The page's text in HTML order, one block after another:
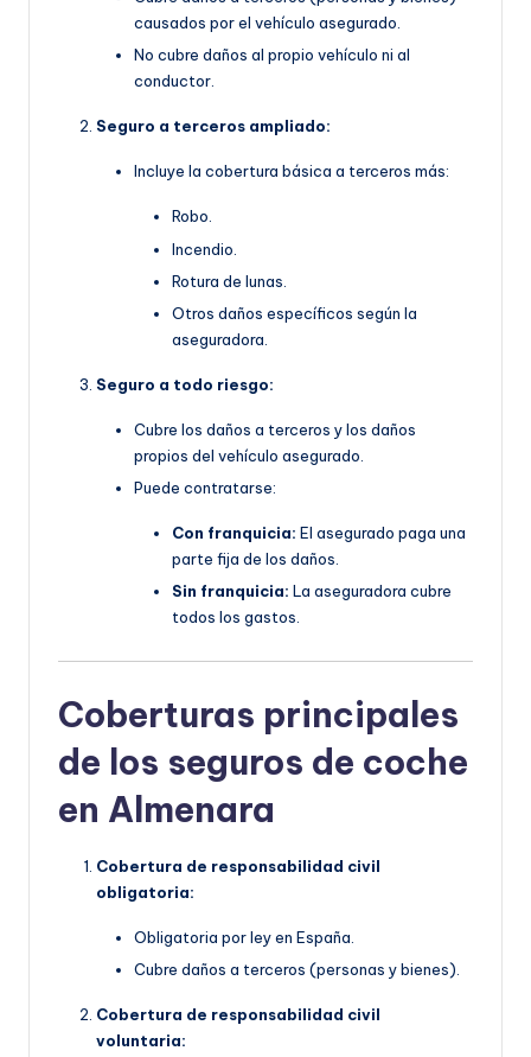
causados por el vehículo asegurado.
No cubre daños al propio vehículo ni al
conductor.
Seguro a terceros ampliado:
Incluye la cobertura básica a terceros más:
Robo.
Incendio.
Rotura de lunas.
Otros daños específicos según la
aseguradora.
Seguro a todo riesgo:
Cubre los daños a terceros y los daños
propios del vehículo asegurado.
Puede contratarse:
Con franquicia: El asegurado paga una
parte fija de los daños.
Sin franquicia: La aseguradora cubre
todos los gastos.
Coberturas principales
de los seguros de coche
en Almenara
Cobertura de responsabilidad civil
obligatoria:
Obligatoria por ley en España.
Cubre daños a terceros (personas y bienes).
Cobertura de responsabilidad civil
voluntaria: